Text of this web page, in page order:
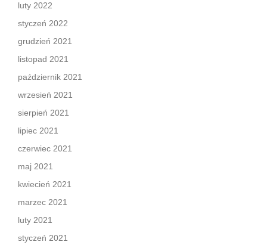
luty 2022
styczeń 2022
grudzień 2021
listopad 2021
październik 2021
wrzesień 2021
sierpień 2021
lipiec 2021
czerwiec 2021
maj 2021
kwiecień 2021
marzec 2021
luty 2021
styczeń 2021